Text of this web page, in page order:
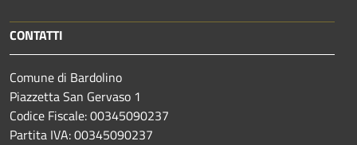
CONTATTI
Comune di Bardolino
Piazzetta San Gervaso 1
Codice Fiscale: 00345090237
Partita IVA: 00345090237